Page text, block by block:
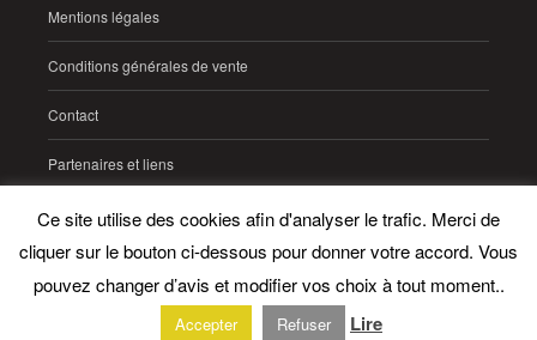
Mentions légales
Conditions générales de vente
Contact
Partenaires et liens
Tous droits réservés.
Thème parColorlib , propulsé par WordPress
Ce site utilise des cookies afin d'analyser le trafic. Merci de
cliquer sur le bouton ci-dessous pour donner votre accord. Vous
pouvez changer d’avis et modifier vos choix à tout moment..
Accepter Refuser Lire